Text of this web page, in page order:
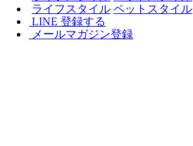
ライフスタイル ペットスタイル
LINE 登録する
メールマガジン登録